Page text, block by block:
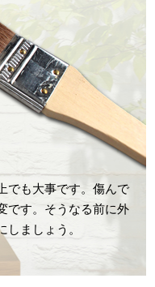
でも大事です。傷んで
です。そうなる前に外
ましょう。